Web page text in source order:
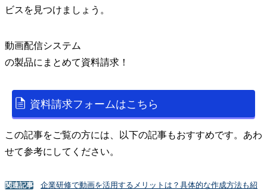
ビスを見つけましょう。
動画配信システム
の製品にまとめて資料請求！
資料請求フォームはこちら
この記事をご覧の方には、以下の記事もおすすめです。あわ
せて参考にしてください。
関連記事
企業研修で動画を活用するメリットは？具体的な作成方法も紹